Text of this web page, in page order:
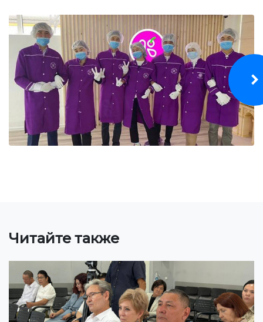
ОБРАЗОВАНИЕ
credit_card СТРАНИЦА ОПЛАТЫ
УРОВНИ ОБРАЗОВАНИЯ
Бакалавриат
Магистратура
Туризм
Лечебное дело
Читайте также